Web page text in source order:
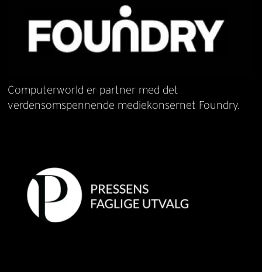
Computerworld er partner med det
verdensomspennende mediekonsernet Foundry.